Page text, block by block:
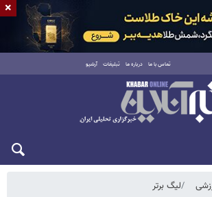
تماس با ما درباره ما تبلیغات آرشیو
شنبه ۱۷ مرداد ۱۴۰۵
لیگ برتر
×